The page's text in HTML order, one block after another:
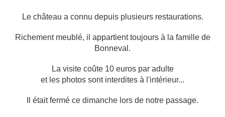
Le château a connu depuis plusieurs restaurations.
Richement meublé, il appartient toujours à la famille de
Bonneval.
La visite coûte 10 euros par adulte
et les photos sont interdites à l'intérieur...
Il était fermé ce dimanche lors de notre passage.